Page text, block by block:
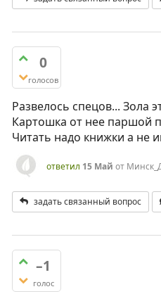
0
голосов
Развелось спецов... Зола
Картошка от нее паршой
Читать надо книжки а не
ответил 15 Май от
задать связанный вопрос
–1
голос